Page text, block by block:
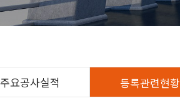
주요공사실적 등록관련현황